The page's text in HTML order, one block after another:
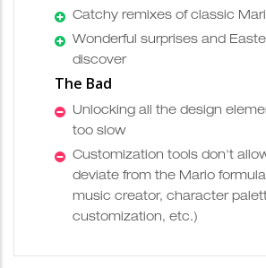
Catchy remixes of classic
Wonderful surprises and
discover
The Bad
Unlocking all the design
too slow
Customization tools don't
deviate from the Mario
music creator, character
customization, etc.)